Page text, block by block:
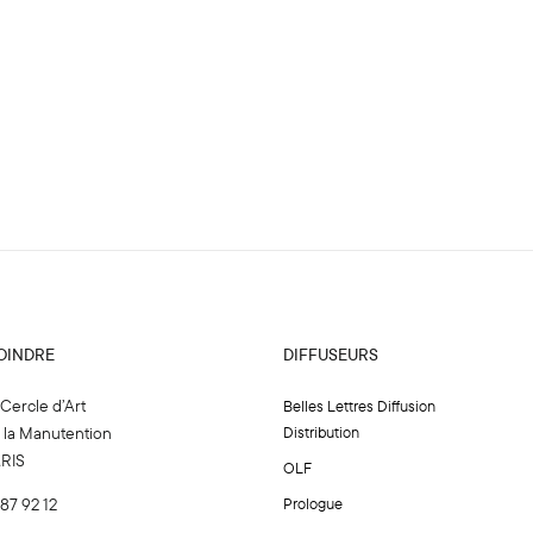
d’Art
la Manutention
92 12
DIFFUSEURS
Belles Lettres Diffusion
Distribution
OLF
Prologue